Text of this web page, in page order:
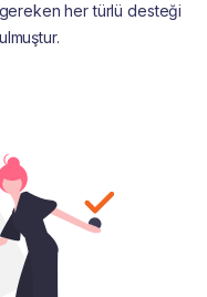
her türlü desteği